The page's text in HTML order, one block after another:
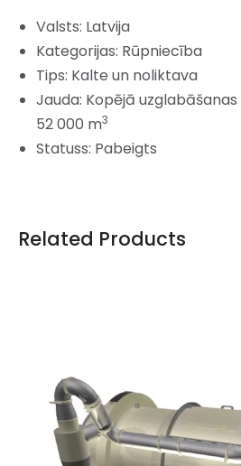
Valsts: Latvija
Kategorijas: Rūpniecība
Tips: Kalte un noliktava
Jauda: Kopējā
52 000 m3
Statuss: Pabeigts
Related Products